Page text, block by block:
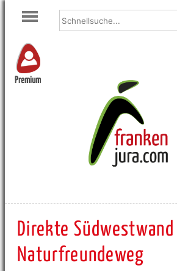
Premium
Direkte Südwestwand |
Naturfreundeweg